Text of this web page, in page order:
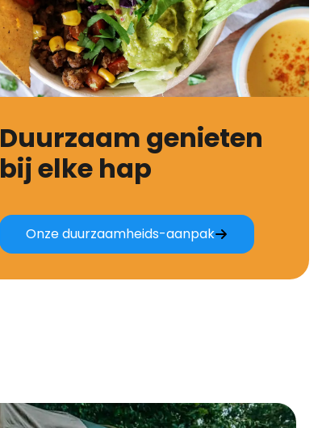
Duurzaam genieten
bij elke hap
Onze duurzaamheids-aanpak